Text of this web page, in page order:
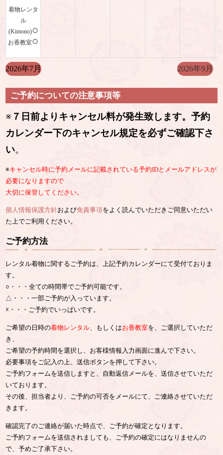
着物レンタ
ル
(Kimono)○
お香教室○
2026年7月 2026年9月
ご予約についての注意事項等
※ ７日前よりキャンセル料が発生致します。予約
カレンダー下のキャンセル規定を必ずご確認下さ
い。
※キャンセル時に予約メールに記載されている予約IDとメールアドレスが
必要になりますので
大切に保管してください。
個人情報保護方針および免責事項をよく読んでいただきご同意いただい
た上でご利用ください。
ご予約方法
レンタル着物に関するご予約は、上記予約カレンダーにて受付ておりま
す。
○・・・全ての時間帯でご予約可能です。
△・・・一部ご予約が入っています。
☓・・・ご予約でいっぱいです。
ご希望の日時の着物レンタル、もしくはお香教室を、ご選択していただ
き、
ご希望の予約時間を選択し、お客様情報入力画面に進んで下さい。
必要事項をご記入の上、送信ボタンを押して下さい。
ご予約フォームを送信しますと、自動返信メールを、送信させていただ
いております。
その後、担当者より、ご予約の可否をメールにて、ご連絡させていただ
きます。
確認完了のご連絡が届いた時点で、ご予約が確定となります。
ご予約フォームを送信されましても、ご予約の確定にはなりませんの
で、予めご了承下さい。